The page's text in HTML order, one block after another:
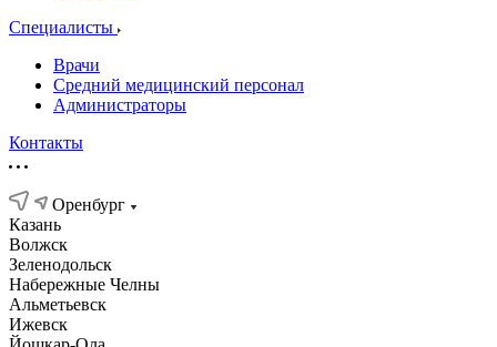
Специалисты
Врачи
Средний медицинский персонал
Администраторы
Контакты
Оренбург
Казань
Волжск
Зеленодольск
Набережные Челны
Альметьевск
Ижевск